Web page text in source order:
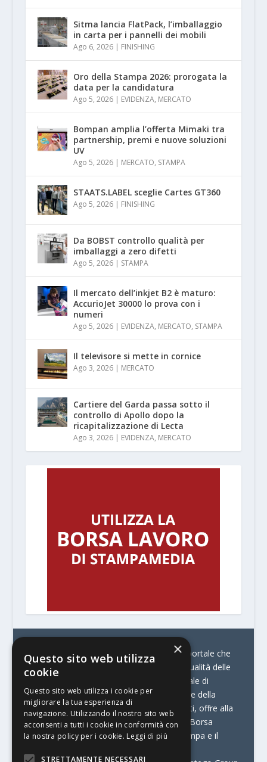
Sitma lancia FlatPack, l’imballaggio
in carta per i pannelli dei mobili
Ago 6, 2026| FINISHING
Oro della Stampa 2026: prorogata la
data per la candidatura
Ago 5, 2026| EVIDENZA, MERCATO
Bompan amplia l’offerta Mimaki tra
partnership, premi e nuove soluzioni
UV
Ago 5, 2026| MERCATO, STAMPA
STAATS.LABEL sceglie Cartes GT360
Ago 5, 2026| FINISHING
Da BOBST controllo qualità per
imballaggi a zero difetti
Ago 5, 2026| STAMPA
Il mercato dell’inkjet B2 è maturo:
AccurioJet 30000 lo prova con i
numeri
Ago 5, 2026| EVIDENZA, MERCATO, STAMPA
Il televisore si mette in cornice
Ago 3, 2026| MERCATO
Cartiere del Garda passa sotto il
controllo di Apollo dopo la
ricapitalizzazione di Lecta
Ago 3, 2026| EVIDENZA, MERCATO
© Stratego Group –
stampamedia.net è il portale che
racconta le innovazioni tecnologiche e l’attualità delle
aziende di stampa e di converting. È il portale di
riferimento per chi opera in Italia nel settore della
comunicazione stampata. Oltre ai contenuti, offre alla
propria community diversi servizi come:
la Borsa
Lavoro, la Print Connection, i Big della Stampa e il
×
Questo sito web utilizza
cookie
Questo sito web utilizza i cookie per
migliorare la tua esperienza di
navigazione. Utilizzando il nostro sito web
acconsenti a tutti i cookie in conformità con
la nostra policy per i cookie. Leggi di più
STRETTAMENTE NECESSARI